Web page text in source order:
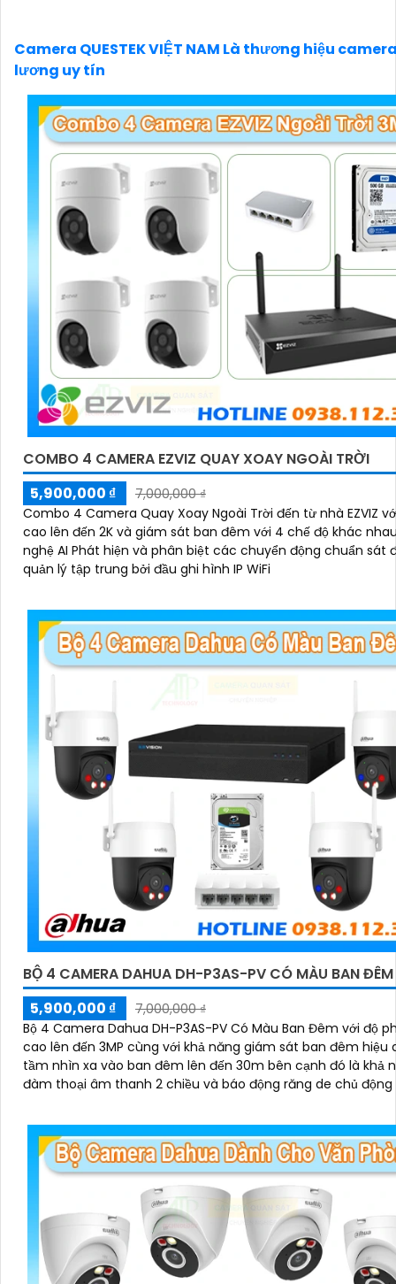
Camera QUESTEK VIỆT NAM Là thương hiệu
lương uy tín
COMBO 4 CAMERA EZVIZ QUAY XOAY NGOÀI TRỜI
5,900,000 ₫
7,000,000 ₫
Combo 4 Camera Quay Xoay Ngoài Trời đến từ nhà EZVIZ
cao lên đến 2K và giám sát ban đêm với 4 chế độ khác
nghệ AI Phát hiện và phân biệt các chuyển động chuẩn sát
quản lý tập trung bởi đầu ghi hình IP WiFi
BỘ 4 CAMERA DAHUA DH-P3AS-PV CÓ MÀU BAN ĐÊM
5,900,000 ₫
7,000,000 ₫
Bộ 4 Camera Dahua DH-P3AS-PV Có Màu Ban Đêm với độ
cao lên đến 3MP cùng với khả năng giám sát ban đêm hiệu
tầm nhìn xa vào ban đêm lên đến 30m bên cạnh đó là khả
đàm thoại âm thanh 2 chiều và báo động răng de chủ